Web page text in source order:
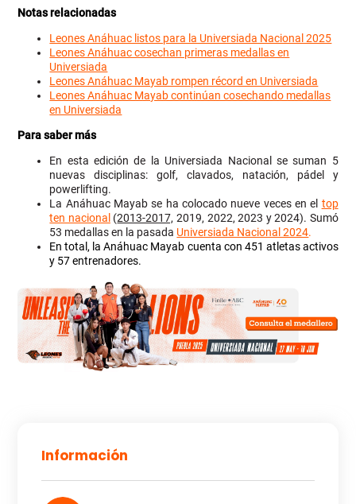
Notas relacionadas
Leones Anáhuac listos para la Universiada Nacional 2025
Leones Anáhuac cosechan primeras medallas en
Universiada
Leones Anáhuac Mayab rompen récord en Universiada
Leones Anáhuac Mayab continúan cosechando medallas
en Universiada
Para saber más
En esta edición de la Universiada Nacional se suman 5
nuevas disciplinas: golf, clavados, natación, pádel y
powerlifting.
La Anáhuac Mayab se ha colocado nueve veces en el top
ten nacional (2013-2017, 2019, 2022, 2023 y 2024). Sumó
53 medallas en la pasada Universiada Nacional 2024.
En total, la Anáhuac Mayab cuenta con 451 atletas activos
y 57 entrenadores.
Información